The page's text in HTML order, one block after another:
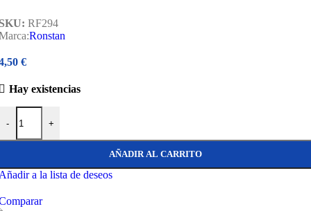
RF294
Ronstan
€
Hay existencias
-
Tapón completo RF294 cantidad
+
AÑADIR AL CARRITO
a la lista de deseos